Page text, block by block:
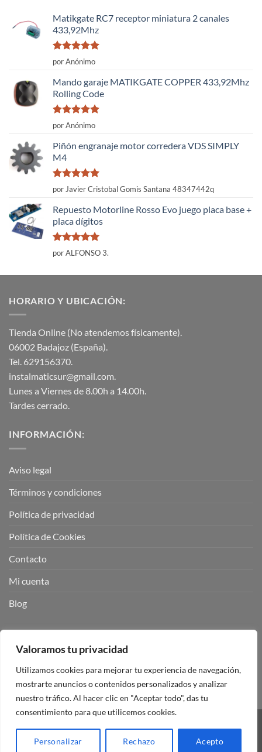
Valoramos tu privacidad
Utilizamos cookies para mejorar tu experiencia de navegación,
mostrarte anuncios o contenidos personalizados y analizar
nuestro tráfico. Al hacer clic en "Aceptar todo", das tu
consentimiento para que utilicemos cookies.
Personalizar Rechazo Acepto
Matikgate RC7 receptor miniatura 2 canales
433,92Mhz
Valorado
con
por Anónimo
Mando garaje MATIKGATE COPPER 433,92Mhz
Rolling Code
Valorado
con
por Anónimo
Piñón engranaje motor corredera VDS SIMPLY
M4
Valorado
con
por Javier Cristobal Gomis Santana 48347442q
Repuesto Motorline Rosso Evo juego placa base +
placa dígitos
Valorado
con
por ALFONSO 3.
HORARIO Y UBICACIÓN:
Tienda Online (No atendemos físicamente).
06002 Badajoz (España).
Tel. 629156370.
instalmaticsur@gmail.com.
Lunes a Viernes de 8.00h a 14.00h.
Tardes cerrado.
INFORMACIÓN:
Aviso legal
Términos y condiciones
Política de privacidad
Política de Cookies
Contacto
Mi cuenta
Blog
Visa PayPal Stripe MasterCard